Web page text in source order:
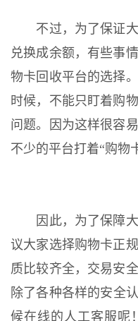
不过，为了保证大
兑换成余额，有些事
物卡回收平台的选择
时候，不能只盯着购
问题。因为这样很容
不少的平台打着“购物
因此，为了保障大
议大家选择购物卡正
质比较齐全，交易安
除了各种各样的安全
候在线的人工客服呢